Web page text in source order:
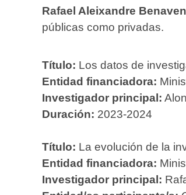
Rafael Aleixandre
públicas como privadas.
Título: Los datos de
Entidad financiadora:
Investigador principal:
Duración: 2023-2024
Título: La evolución de la
Entidad financiadora:
Investigador principal: